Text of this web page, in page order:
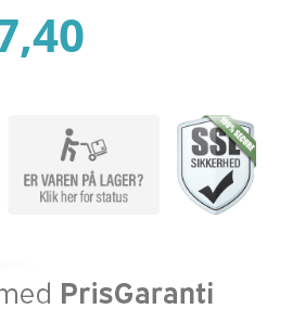
pris
var:
kr.
Den
aktuelle
pris
er: